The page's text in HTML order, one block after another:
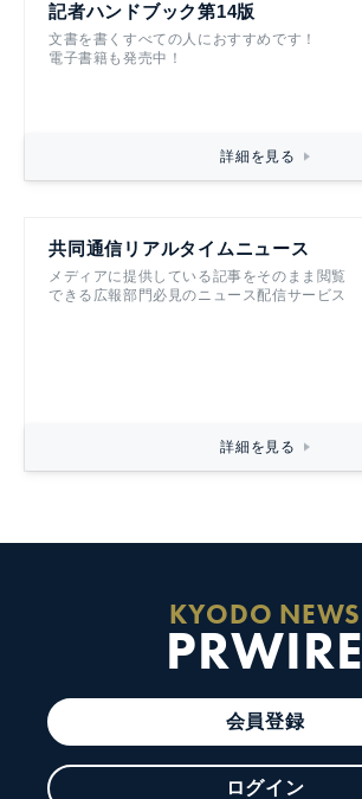
記者ハンドブック第14版
文書を書くすべての人におすすめです！
電子書籍も発売中！
詳細を見る
共同通信リアルタイムニュース
メディアに提供している記事をそのまま閲覧
できる広報部門必見のニュース配信サービス
詳細を見る
KYODO NEWS
PRWIRE
会員登録
ログイン